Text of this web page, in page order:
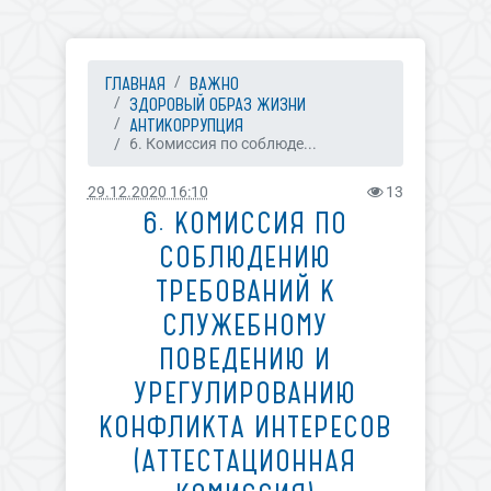
ГЛАВНАЯ
ВАЖНО
ЗДОРОВЫЙ ОБРАЗ ЖИЗНИ
АНТИКОРРУПЦИЯ
6. Комиссия по соблюде...
29.12.2020 16:10 13
6. КОМИССИЯ ПО
СОБЛЮДЕНИЮ
ТРЕБОВАНИЙ К
СЛУЖЕБНОМУ
ПОВЕДЕНИЮ И
УРЕГУЛИРОВАНИЮ
КОНФЛИКТА ИНТЕРЕСОВ
(АТТЕСТАЦИОННАЯ